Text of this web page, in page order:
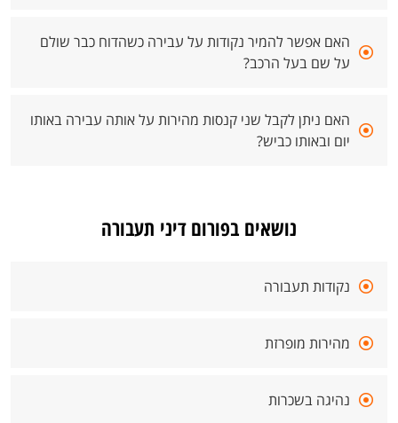
האם אפשר להמיר נקודות על עבירה כשהדוח כבר שולם
על שם בעל הרכב?
האם ניתן לקבל שני קנסות מהירות על אותה עבירה באותו
יום ובאותו כביש?
נושאים בפורום דיני תעבורה
נקודות תעבורה
מהירות מופרזת
נהיגה בשכרות